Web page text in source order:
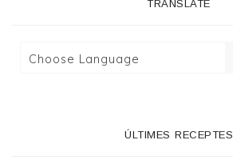
TRANSLATE
ÚLTIMES RECEPTES